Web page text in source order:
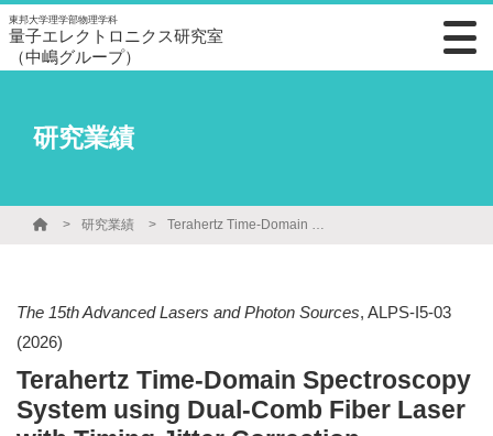
東邦大学理学部物理学科
量子エレクトロニクス研究室
（中嶋グループ）
研究業績
研究業績 Terahertz Time-Domain Spectroscopy System using Dual-Comb Fiber Laser with Timing Jitter Correction
The 15th Advanced Lasers and Photon Sources, ALPS-I5-03
(2026)
Terahertz Time-Domain Spectroscopy
System using Dual-Comb Fiber Laser